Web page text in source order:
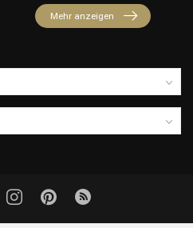
Mehr anzeigen